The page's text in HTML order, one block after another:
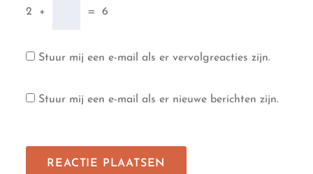
2 + = 6
Stuur mij een e-mail als er vervolgreacties zijn.
Stuur mij een e-mail als er nieuwe berichten zijn.